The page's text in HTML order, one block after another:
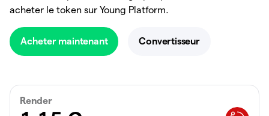
acheter le token sur Young Platform.
Acheter maintenant Convertisseur
Render